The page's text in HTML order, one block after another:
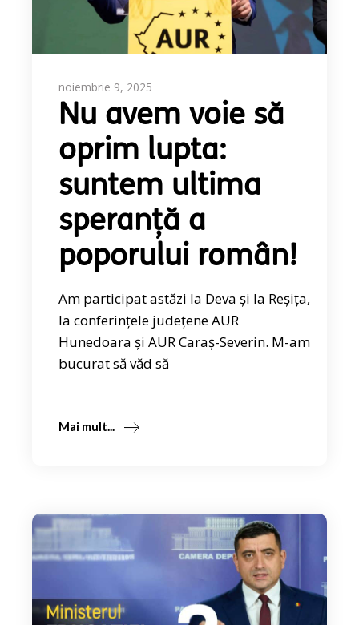
noiembrie 9, 2025
Nu avem voie să
oprim lupta:
suntem ultima
speranță a
poporului român!
Am participat astăzi la Deva și la Reșița,
la conferințele județene AUR
Hunedoara și AUR Caraș-Severin. M-am
bucurat să văd să
Mai mult...